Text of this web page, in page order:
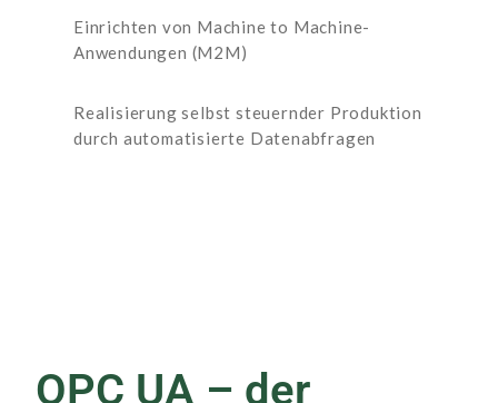
Einrichten von Machine to Machine-
Anwendungen (M2M)
Realisierung selbst steuernder Produktion
durch automatisierte Datenabfragen
OPC UA – der